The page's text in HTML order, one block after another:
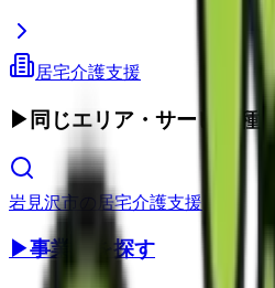
居宅介護支援
▶ 同じエリア・サービス種別
岩見沢市 居宅介護支援
▶事業所を探す